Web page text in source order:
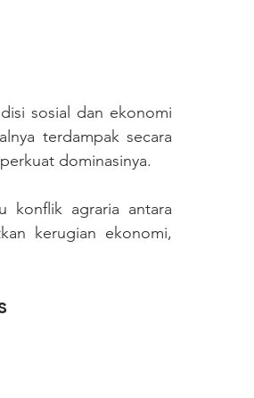
terdampak secara
dominasinya.
kerugian ekonomi,